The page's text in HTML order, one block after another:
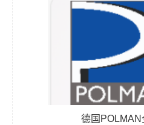
德国POLMAN